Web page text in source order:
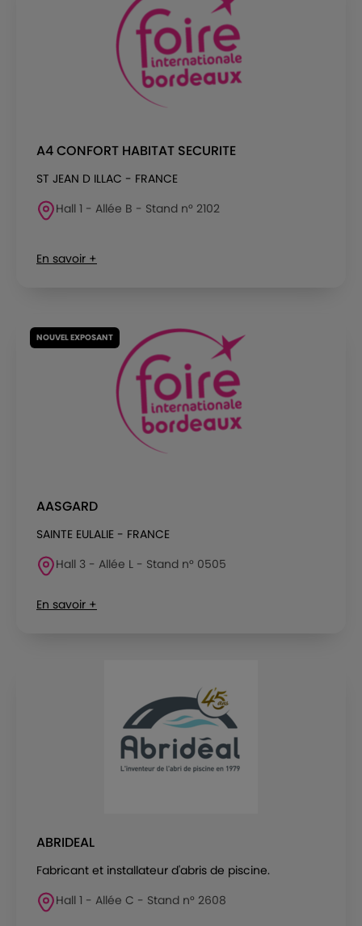
A4 CONFORT HABITAT SECURITE
ST JEAN D ILLAC - FRANCE
Hall 1 - Allée B - Stand n° 2102
En savoir +
NOUVEL EXPOSANT
AASGARD
SAINTE EULALIE - FRANCE
Hall 3 - Allée L - Stand n° 0505
En savoir +
ABRIDEAL
Fabricant et installateur d'abris de piscine.
Hall 1 - Allée C - Stand n° 2608